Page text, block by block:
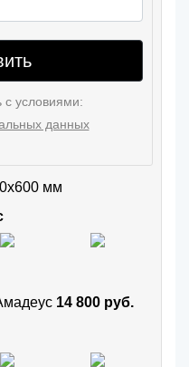
условиями:
данных
мм
14 800 руб.